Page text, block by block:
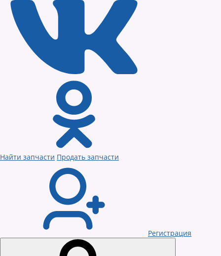
Найти запчасти Продать запчасти
Регистрация